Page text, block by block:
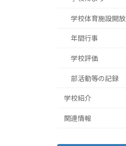
学校体育施設開放
年間行事
学校評価
部活動等の記録
学校紹介
関連情報